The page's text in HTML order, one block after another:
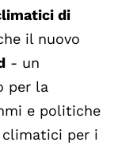
di
il nuovo
- un
per la
e politiche
per i